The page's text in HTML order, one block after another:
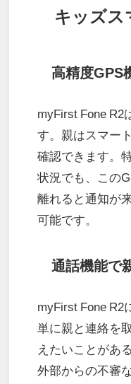
キッズス
高精度GPS
myFirst Fone R2
す。親はスマー
確認できます。
状況でも、この
離れると通知が
可能です。
通話機能で
myFirst Fone R2
単に親と連絡を
えたいことがあ
外部からの不審